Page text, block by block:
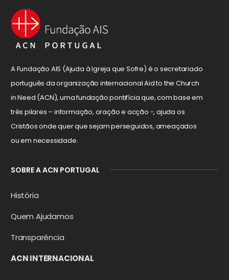
A Fundação AIS (Ajuda à Igreja que Sofre) é o secretariado
português da organização internacional Aid to the Church
in Need (ACN), uma fundação pontifícia que, com base em
três pilares – informação, oração e acção -, ajuda os
Cristãos onde quer que sejam perseguidos, ameaçados
ou em necessidade.
SOBRE A ACN PORTUGAL
História
Quem Ajudamos
Transparência
ACN INTERNACIONAL